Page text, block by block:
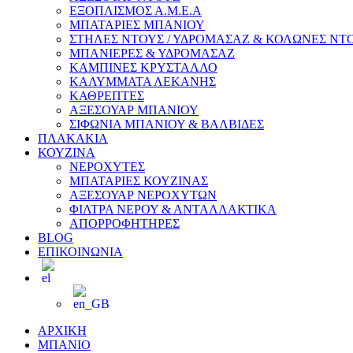
ΕΞΟΠΛΙΣΜΟΣ Α.Μ.Ε.Α
ΜΠΑΤΑΡΙΕΣ ΜΠΑΝΙΟΥ
ΣΤΗΛΕΣ ΝΤΟΥΣ / ΥΔΡΟΜΑΣΑΖ & ΚΟΛΩΝΕΣ
ΜΠΑΝΙΕΡΕΣ & ΥΔΡΟΜΑΣΑΖ
ΚΑΜΠΙΝΕΣ ΚΡΥΣΤΑΛΛΟ
ΚΑΛΥΜΜΑΤΑ ΛΕΚΑΝΗΣ
ΚΑΘΡΕΠΤΕΣ
ΑΞΕΣΟΥΑΡ ΜΠΑΝΙΟΥ
ΣΙΦΩΝΙΑ ΜΠΑΝΙΟΥ & ΒΑΛΒΙΔΕΣ
ΠΛΑΚΑΚΙΑ
ΚΟΥΖΙΝΑ
ΝΕΡΟΧΥΤΕΣ
ΜΠΑΤΑΡΙΕΣ ΚΟΥΖΙΝΑΣ
ΑΞΕΣΟΥΑΡ ΝΕΡΟΧΥΤΩΝ
ΦΙΛΤΡΑ ΝΕΡΟΥ & ΑΝΤΑΛΛΑΚΤΙΚΑ
ΑΠΟΡΡΟΦΗΤΗΡΕΣ
BLOG
ΕΠΙΚΟΙΝΩΝΙΑ
ΑΡΧΙΚΗ
ΜΠΑΝΙΟ